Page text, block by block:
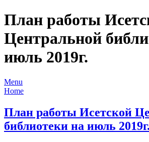
План работы
Центральной
июль 2019г.
Menu
Home
План работы Исетской
библиотеки на июль 2019г.